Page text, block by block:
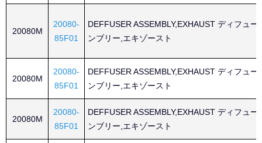
20080M
20080-
85F01
DEFFUSER ASSEMBLY,EXHAUST ディフュー
ンブリー,エキゾースト
20080M
20080-
85F01
DEFFUSER ASSEMBLY,EXHAUST ディフュー
ンブリー,エキゾースト
20080M
20080-
85F01
DEFFUSER ASSEMBLY,EXHAUST ディフュー
ンブリー,エキゾースト